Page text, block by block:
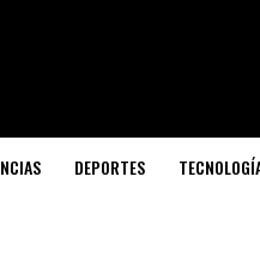
DEPORTES